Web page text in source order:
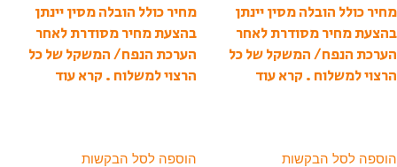
מחיר כולל הובלה מסין יינתן
בהצעת מחיר מסודרת לאחר
הערכת הנפח/ המשקל של כל
הרצוי למשלוח . קרא עוד
הוספה לסל הבקשות
מחיר כולל הובלה מסין יינתן
בהצעת מחיר מסודרת לאחר
הערכת הנפח/ המשקל של כל
הרצוי למשלוח . קרא עוד
הוספה לסל הבקשות